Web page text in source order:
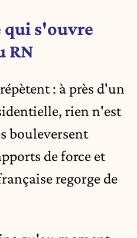
qui s'ouvre
RN
: à près d'un
rien n'est
bouleversent
de force et
regorge de